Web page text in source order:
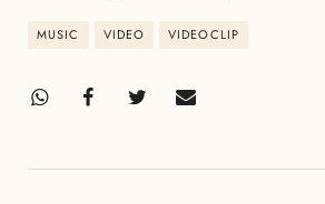
MUSIC VIDEO VIDEOCLIP